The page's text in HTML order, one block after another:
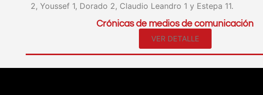
2, Youssef 1, Dorado 2, Claudio Leandro 1 y Estepa 11.
Crónicas de medios de comunicación
VER DETALLE